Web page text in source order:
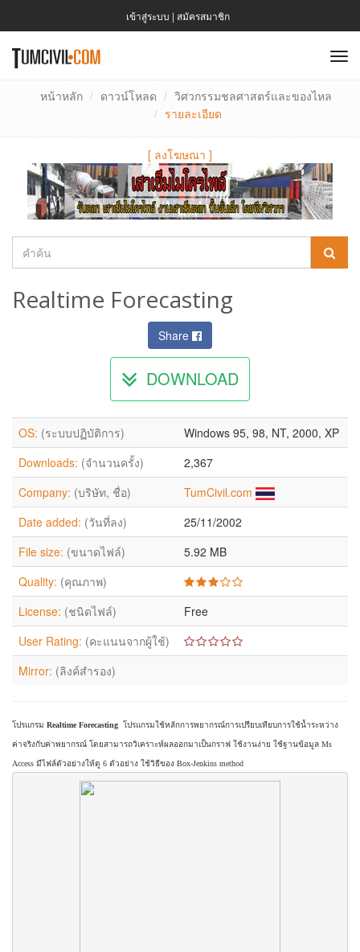
เข้าสู่ระบบ | สมัครสมาชิก
หน้าหลัก ดาวน์โหลด
วิศวกรรมชลศาสตร์และของไหล
รายละเอียด
[ ลงโฆษณา ]
Realtime Forecasting
Share
DOWNLOAD
OS: (ระบบปฏิบัติการ)
Windows 95, 98, NT, 2000, XP
Downloads: (จำนวนครั้ง)
2,367
Company: (บริษัท, ชื่อ)
TumCivil.com
Date added: (วันที่ลง)
25/11/2002
File size: (ขนาดไฟล์)
5.92 MB
Quality: (คุณภาพ)
License: (ชนิดไฟล์)
Free
User Rating: (คะแนนจากผู้ใช้)
Mirror: (ลิงค์สำรอง)
โปรแกรม Realtime Forecasting โปรแกรมใช้หลักการพยากรณ์การเปรียบเทียบการใช้น้ำระหว่าง
ค่าจริงกับค่าพยากรณ์ โดยสามารถวิเคราะห์ผลออกมาเป็นกราฟ ใช้งานง่าย ใช้ฐานข้อมูล Ms
Access มีไฟล์ตัวอย่างให้ดู 6 ตัวอย่าง ใช้วิธีของ Box-Jenkins method